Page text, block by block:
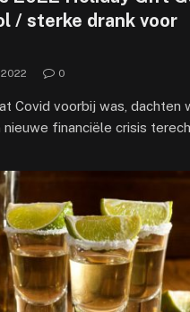
/ sterke drank voor
0
Covid voorbij was, dachten
nieuwe financiële crisis